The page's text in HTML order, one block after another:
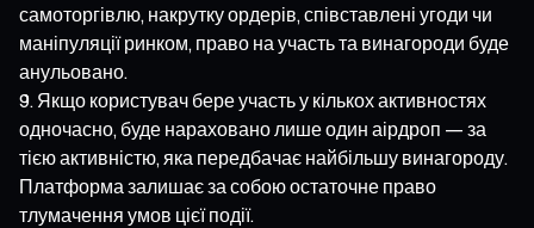
самоторгівлю, накрутку ордерів, співставлені угоди чи
маніпуляції ринком, право на участь та винагороди буде
анульовано.
Якщо користувач бере участь у кількох активностях
одночасно, буде нараховано лише один аірдроп — за
тією активністю, яка передбачає найбільшу винагороду.
Платформа залишає за собою остаточне право
тлумачення умов цієї події.